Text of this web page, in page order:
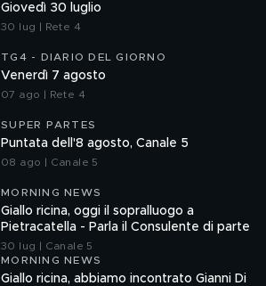
Giovedì 30 luglio
30 lug | Rete 4
TG4 - DIARIO DEL GIORNO
Venerdì 7 agosto
07 ago | Rete 4
SUPER PARTES
Puntata dell'8 agosto, Canale 5
08 ago | Canale 5
MORNING NEWS
Giallo ricina, oggi il sopralluogo a
Pietracatella - Parla il Consulente di parte
30 lug | Canale 5
MORNING NEWS
Giallo ricina, abbiamo incontrato Gianni Di